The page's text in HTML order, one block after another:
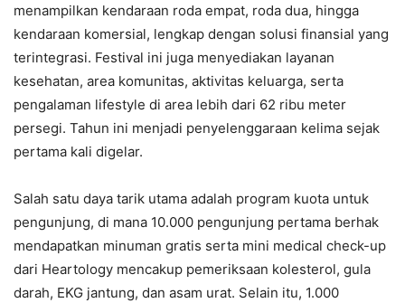
menampilkan kendaraan roda empat, roda dua, hingga
kendaraan komersial, lengkap dengan solusi finansial yang
terintegrasi. Festival ini juga menyediakan layanan
kesehatan, area komunitas, aktivitas keluarga, serta
pengalaman lifestyle di area lebih dari 62 ribu meter
persegi. Tahun ini menjadi penyelenggaraan kelima sejak
pertama kali digelar.
Salah satu daya tarik utama adalah program kuota untuk
pengunjung, di mana 10.000 pengunjung pertama berhak
mendapatkan minuman gratis serta mini medical check-up
dari Heartology mencakup pemeriksaan kolesterol, gula
darah, EKG jantung, dan asam urat. Selain itu, 1.000